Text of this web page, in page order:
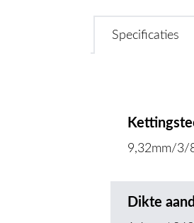
Specificaties
9,32mm/3/
Dikte